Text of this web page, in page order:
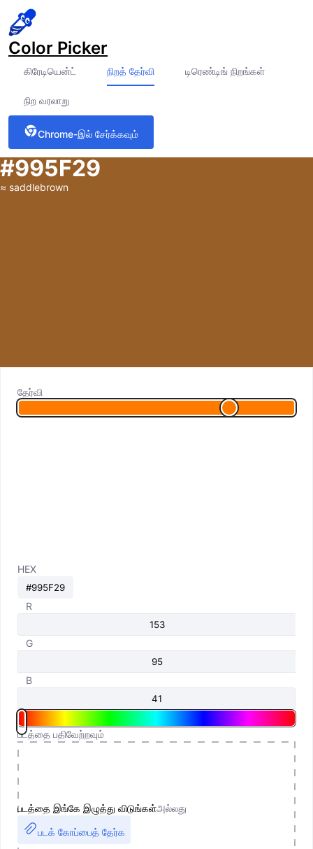
Color Picker
கிரேடியென்ட் நிறத் தேர்வி டிரெண்டிங் நிறங்கள்
நிற வரலாறு
Chrome-இல் சேர்க்கவும்
#995F29
≈ saddlebrown
தேர்வி
HEX
R
G
B
படத்தை பதிவேற்றவும்
படத்தை இங்கே இழுத்து விடுங்கள்அல்லது
படக் கோப்பைத் தேர்க